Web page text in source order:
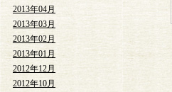
2013年04月
2013年03月
2013年02月
2013年01月
2012年12月
2012年10月